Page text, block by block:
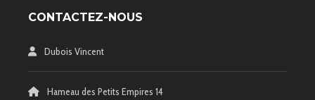
CONTACTEZ-NOUS
Dubois Vincent
Hameau des Petits Empires 14